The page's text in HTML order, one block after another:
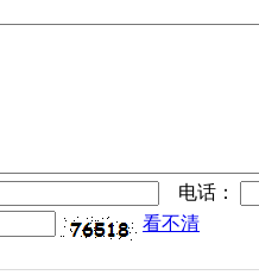
电话：
看不清